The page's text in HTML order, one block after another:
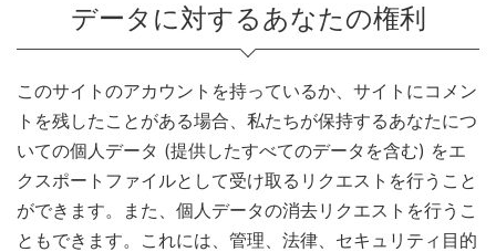
データに対するあなたの権利
このサイトのアカウントを持っているか、サイトにコメン
トを残したことがある場合、私たちが保持するあなたにつ
いての個人データ (提供したすべてのデータを含む) をエ
クスポートファイルとして受け取るリクエストを行うこと
ができます。また、個人データの消去リクエストを行うこ
ともできます。これには、管理、法律、セキュリティ目的